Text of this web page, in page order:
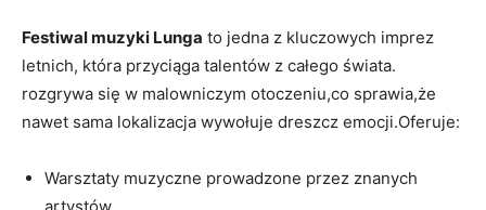
Festiwal muzyki Lunga to jedna z kluczowych imprez
letnich, która przyciąga talentów z całego świata.
rozgrywa się w malowniczym otoczeniu,co sprawia,że ​​
nawet sama lokalizacja wywołuje dreszcz emocji.Oferuje:
Warsztaty muzyczne prowadzone przez znanych‍